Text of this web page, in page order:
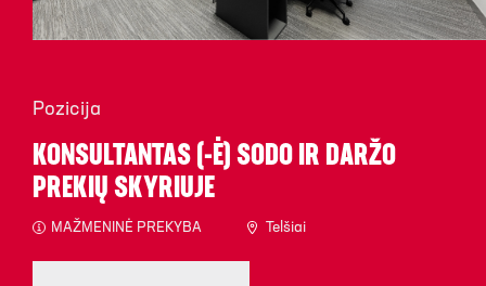
Pozicija
KONSULTANTAS (-Ė) SODO IR DARŽO
PREKIŲ SKYRIUJE
MAŽMENINĖ PREKYBA Telšiai